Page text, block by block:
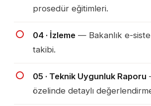
prosedür eğitimleri.
04 · İzleme — Bakanlık e-
takibi.
05 · Teknik Uygunluk Raporu
özelinde detaylı